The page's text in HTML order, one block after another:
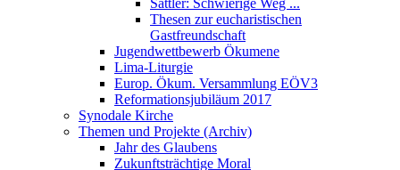
Sattler: Schwierige Weg ...
Thesen zur eucharistischen
Gastfreundschaft
Jugendwettbewerb Ökumene
Lima-Liturgie
Europ. Ökum. Versammlung EÖV3
Reformationsjubiläum 2017
Synodale Kirche
Themen und Projekte (Archiv)
Jahr des Glaubens
Zukunftsträchtige Moral